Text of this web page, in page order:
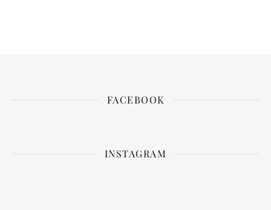
FACEBOOK
INSTAGRAM